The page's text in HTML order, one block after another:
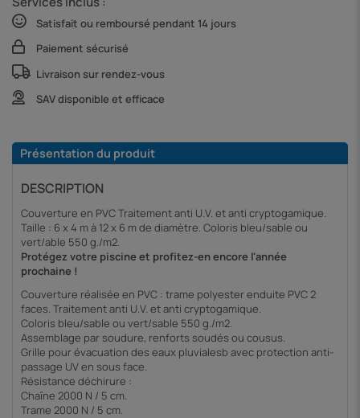
Satisfait ou remboursé pendant 14 jours
Paiement sécurisé
Livraison sur rendez-vous
SAV disponible et efficace
Présentation du produit
DESCRIPTION
Couverture en PVC Traitement anti U.V. et anti cryptogamique.
Taille : 6 x 4 m à 12 x 6 m de diamètre. Coloris bleu/sable ou
vert/able 550 g./m2.
Protégez votre piscine et profitez-en encore l'année
prochaine !
Couverture réalisée en PVC : trame polyester enduite PVC 2
faces. Traitement anti U.V. et anti cryptogamique.
Coloris bleu/sable ou vert/sable 550 g./m2.
Assemblage par soudure, renforts soudés ou cousus.
Grille pour évacuation des eaux pluvialesb avec protection anti-
passage UV en sous face.
Résistance déchirure :
Chaîne 2000 N / 5 cm.
Trame 2000 N / 5 cm.